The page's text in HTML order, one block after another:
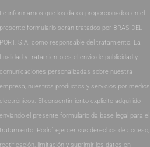
Le informamos que los datos proporcionados en el
presente formulario serán tratados por BRAS DEL
PORT, S.A. como responsable del tratamiento. La
finalidad y tratamiento es el envío de publicidad y
comunicaciones personalizadas sobre nuestra
empresa, nuestros productos y servicios por medios
electrónicos. El consentimiento explícito adquirido
enviando el presente formulario da base legal para el
tratamiento. Podrá ejercer sus derechos de acceso,
rectificación, limitación y suprimir los datos en